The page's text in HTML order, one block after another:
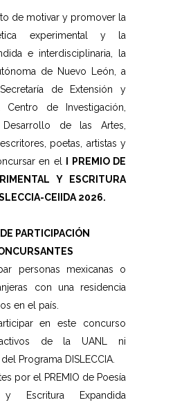
de motivar y promover la
experimental y la
e interdisciplinaria, la
de Nuevo León, a
de Extensión y
de Investigación,
Desarrollo de las Artes,
poetas, artistas y
en el
I PREMIO DE
Y ESCRITURA
CEIIDA 2026.
PARTICIPACIÓN
personas mexicanas o
con una residencia
en el país.
en este concurso
activos de la UANL ni
Programa DISLECCIA.
por el PREMIO de Poesía
y Escritura Expandida